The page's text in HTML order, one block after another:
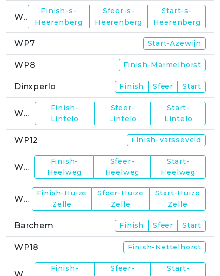
WP6
Finish-s-
Heerenberg
Sfeer-s-
Heerenberg
Start-s-
Heerenberg
WP7 Start-Azewijn
WP8 Finish-Marmelhorst
Dinxperlo Finish Sfeer Start
WP11
Finish-
Lintelo
Sfeer-
Lintelo
Start-
Lintelo
WP12 Finish-Varsseveld
WP13
Finish-
Heelweg
Sfeer-
Heelweg
Start-
Heelweg
WP15
Finish-Huize
Zelle
Sfeer-Huize
Zelle
Start-Huize
Zelle
Barchem Finish Sfeer Start
WP18 Finish-Nettelhorst
Finish-
Sfeer-
Start-